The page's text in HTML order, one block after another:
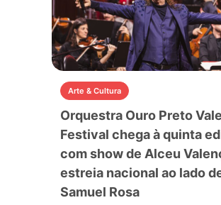
Arte & Cultura
Orquestra Ouro Preto Vale
Festival chega à quinta
com show de Alceu
estreia nacional ao lado
Samuel Rosa